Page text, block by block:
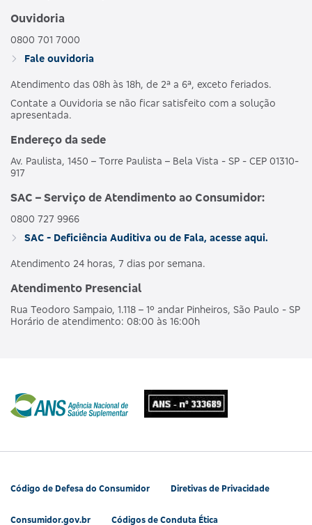
Ouvidoria
0800 701 7000
Fale ouvidoria
Atendimento das 08h às 18h, de 2ª a 6ª, exceto feriados.
Contate a Ouvidoria se não ficar satisfeito com a solução
apresentada.
Endereço da sede
Av. Paulista, 1450 – Torre Paulista – Bela Vista - SP - CEP 01310-
917
SAC – Serviço de Atendimento ao Consumidor:
0800 727 9966
SAC - Deficiência Auditiva ou de Fala, acesse aqui.
Atendimento 24 horas, 7 dias por semana.
Atendimento Presencial
Rua Teodoro Sampaio, 1.118 – 1º andar Pinheiros, São Paulo - SP
Horário de atendimento: 08:00 às 16:00h
Código de Defesa do Consumidor Diretivas de Privacidade
Consumidor.gov.br Códigos de Conduta Ética